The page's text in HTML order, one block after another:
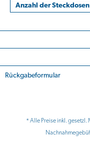
Anzahl der
Rückgabeformular
* Alle Preise inkl. gesetzl.